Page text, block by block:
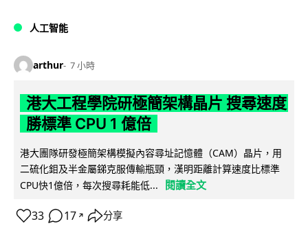
人工智能
arthur 7 小時
港大工程學院研極簡架構晶片 搜尋速度
勝標準 CPU 1 億倍
港大團隊研發極簡架構模擬內容尋址記憶體（CAM）晶片，用
二硫化鉬及半金屬銻克服傳輸瓶頸，漢明距離計算速度比標準
CPU快1億倍，每次搜尋耗能低...
閱讀全文
33 17 ↗ 分享